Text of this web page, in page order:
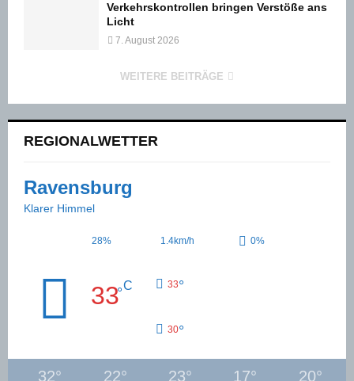
Verkehrskontrollen bringen Verstöße ans
Licht
7. August 2026
WEITERE BEITRÄGE
REGIONALWETTER
Ravensburg
Klarer Himmel
28% 1.4km/h 0%
33°C 33°
30°
32° 22° 23° 17° 20°